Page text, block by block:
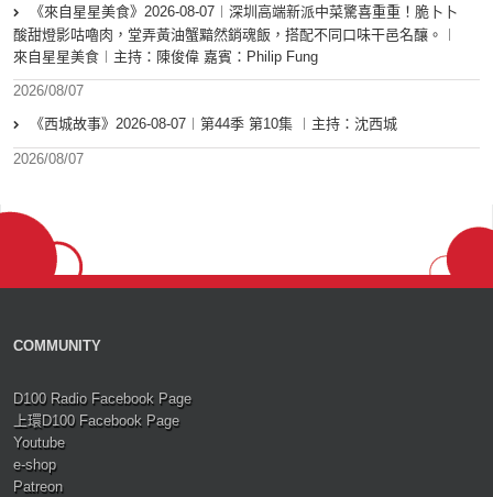
《來自星星美食》2026-08-07︱深圳高端新派中菜驚喜重重！脆卜卜
酸甜燈影咕嚕肉，堂弄黃油蟹黯然銷魂飯，搭配不同口味干邑名釀。︱
來自星星美食︱主持：陳俊偉 嘉賓：Philip Fung
2026/08/07
《西城故事》2026-08-07︱第44季 第10集 ︱主持：沈西城
2026/08/07
COMMUNITY
D100 Radio Facebook Page
上環D100 Facebook Page
Youtube
e-shop
Patreon